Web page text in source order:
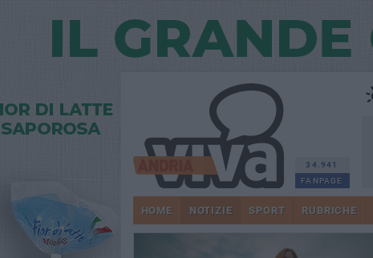
34.941
FANPAGE
HOME NOTIZIE SPORT RUBRICHE